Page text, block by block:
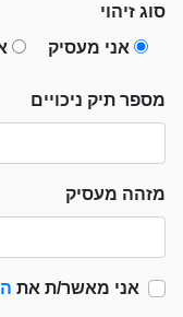
סוג זיהוי
אני מעסיק
מספר תיק ניכויים
מזהה מעסיק
אני מאשר/ת את